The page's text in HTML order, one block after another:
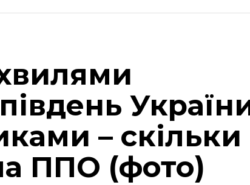
– скільки
ППО (фото)